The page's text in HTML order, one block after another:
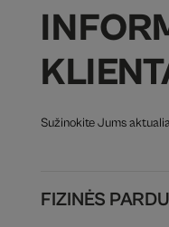
Sužinokite Jums
FIZINĖS